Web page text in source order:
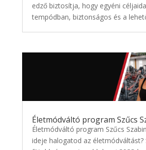
edző biztosítja, hogy egyéni
tempódban, biztonságos és a
Életmódváltó program Szűcs
Életmódváltó program Szűcs
ideje halogatod az életmódváltást?